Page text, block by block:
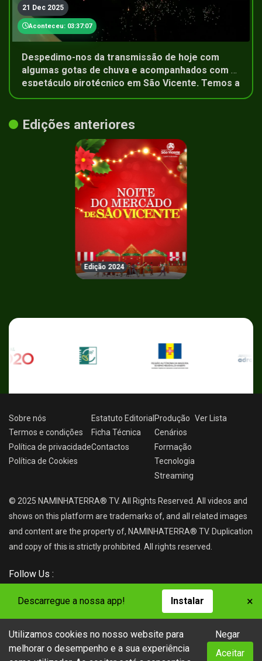
21 Dec 2025
Aconteceu: 03:37:07
Despedimo-nos da transmissão de hoje com
algumas gotas de chuva e acompanhados com o
espetáculo pirotécnico em São Vicente. Temos a
agradecer a forma muito próxima com que os
Edições anteriores
Edição 2024
Utilizamos cookies no nosso website para
melhorar o desempenho e a sua experiência
Negar
Aceitar
Sobre nós
Termos e condições
Política de privacidade
Política de Cookies
Estatuto Editorial
Ficha Técnica
Contactos
Produção
Cenários
Formação
Tecnologia
Streaming
Ver Lista
© 2025 NAMINHATERRA® TV. All Rights Reserved. All videos and
shows on this platform are trademarks of, and all related images
and content are the property of, NAMINHATERRA® TV. Duplication
and copy of this is strictly prohibited. All rights reserved.
Follow Us :
NAMINHATERRA® TV
Descarregue a nossa app! Instalar ×